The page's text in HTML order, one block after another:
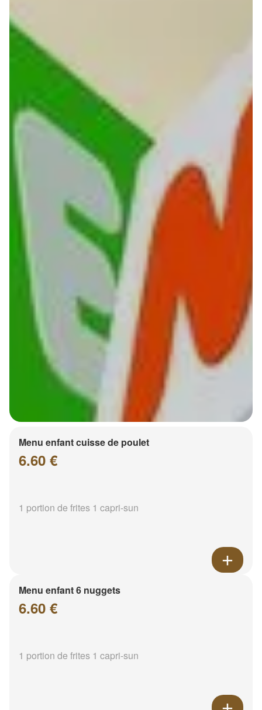
Menu enfant cuisse de poulet
6.60 €
1 portion de frites 1 capri-sun
Menu enfant 6 nuggets
6.60 €
1 portion de frites 1 capri-sun